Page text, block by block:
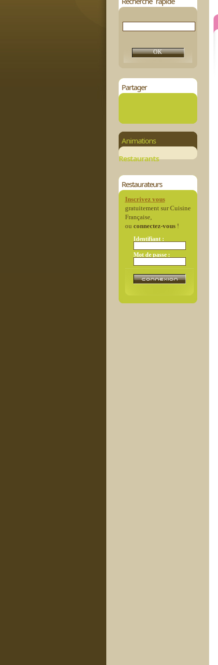
Partager
Animations
Restaurants
Restaurateurs
Inscrivez vous
gratuitement sur Cuisine
Française,
ou connectez-vous!
Identifiant :
Mot de passe :